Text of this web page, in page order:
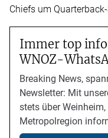
Chiefs um
Immer top
WNOZ-
Breaking News,
Newsletter: Mit
stets über
Metropolregion